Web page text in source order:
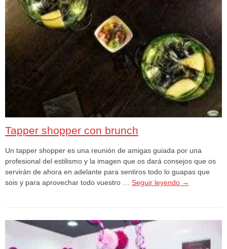
Tapper shopper con brunch
Un tapper shopper es una reunión de amigas guiada por una
profesional del estilismo y la imagen que os dará consejos que os
servirán de ahora en adelante para sentiros todo lo guapas que
sois y para aprovechar todo vuestro … Seguir leyendo →